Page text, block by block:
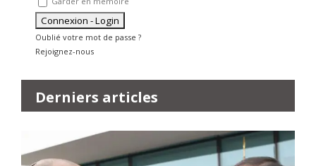
Oublié votre mot de passe ?
Rejoignez-nous
Derniers articles